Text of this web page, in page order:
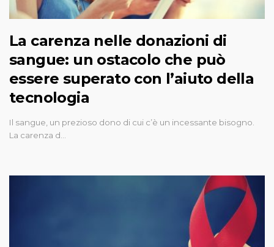
La carenza nelle donazioni di
sangue: un ostacolo che può
essere superato con l’aiuto della
tecnologia
Il sangue, un prezioso dono di cui c’è un incessante bisogno.
La carenza d…